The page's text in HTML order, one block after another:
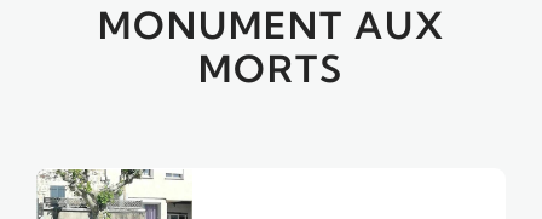
MONUMENT AUX
MORTS